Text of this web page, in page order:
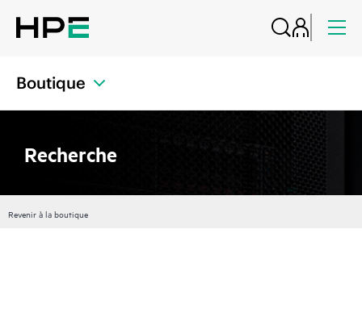
Boutique
Recherche
Revenir à la boutique